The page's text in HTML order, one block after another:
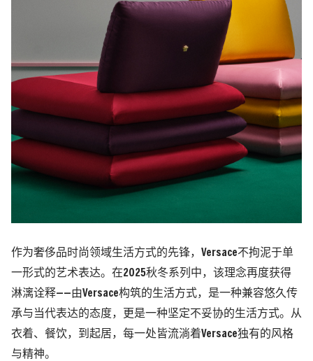
作为奢侈品时尚领域生活方式的先锋，Versace不拘泥于单
一形式的艺术表达。在2025秋冬系列中，该理念再度获得
淋漓诠释——由Versace构筑的生活方式，是一种兼容悠久传
承与当代表达的态度，更是一种坚定不妥协的生活方式。从
衣着、餐饮，到起居，每一处皆流淌着Versace独有的风格
与精神。